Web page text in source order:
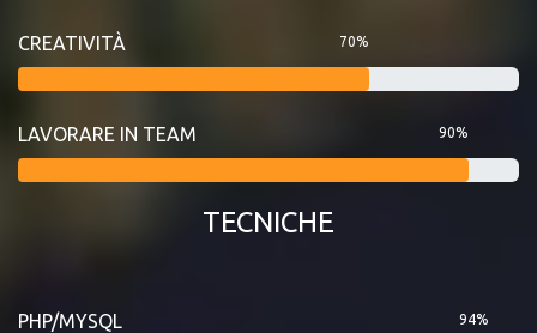
CREATIVITÀ 70%
LAVORARE IN TEAM 90%
TECNICHE
PHP/MYSQL 94%